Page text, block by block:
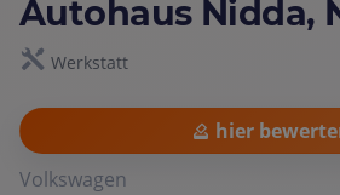
Autohaus Nidda,
Werkstatt
hier
Volkswagen